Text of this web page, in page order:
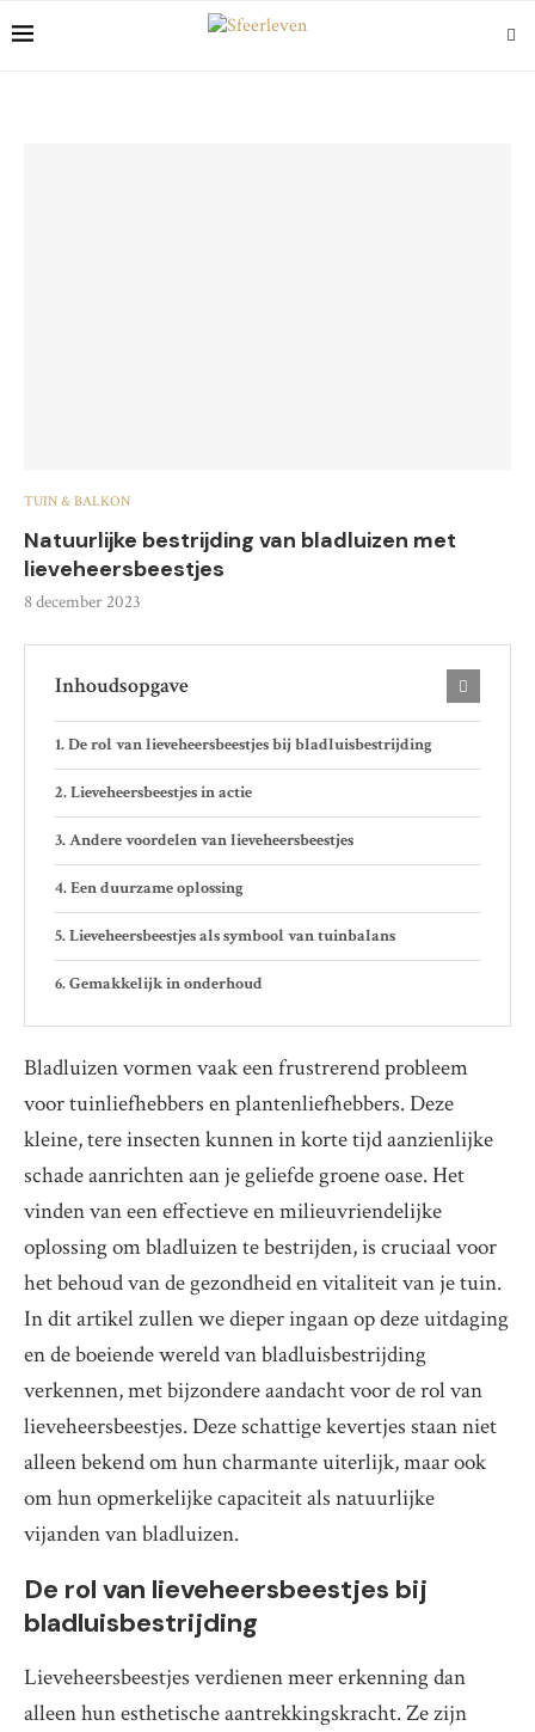
TUIN & BALKON
Natuurlijke bestrijding van bladluizen met
lieveheersbeestjes
8 december 2023
Inhoudsopgave
De rol van lieveheersbeestjes bij bladluisbestrijding
Lieveheersbeestjes in actie
Andere voordelen van lieveheersbeestjes
Een duurzame oplossing
Lieveheersbeestjes als symbool van tuinbalans
Gemakkelijk in onderhoud
Bladluizen vormen vaak een frustrerend probleem
voor tuinliefhebbers en plantenliefhebbers. Deze
kleine, tere insecten kunnen in korte tijd aanzienlijke
schade aanrichten aan je geliefde groene oase. Het
vinden van een effectieve en milieuvriendelijke
oplossing om bladluizen te bestrijden, is cruciaal voor
het behoud van de gezondheid en vitaliteit van je tuin.
In dit artikel zullen we dieper ingaan op deze uitdaging
en de boeiende wereld van bladluisbestrijding
verkennen, met bijzondere aandacht voor de rol van
lieveheersbeestjes. Deze schattige kevertjes staan niet
alleen bekend om hun charmante uiterlijk, maar ook
om hun opmerkelijke capaciteit als natuurlijke
vijanden van bladluizen.
De rol van lieveheersbeestjes bij
bladluisbestrijding
Lieveheersbeestjes verdienen meer erkenning dan
alleen hun esthetische aantrekkingskracht. Ze zijn